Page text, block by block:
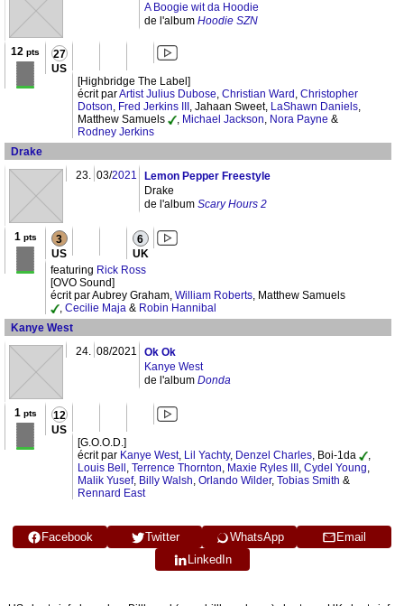
A Boogie wit da Hoodie
de l'album Hoodie SZN
12 pts 27
US
[Highbridge The Label]
écrit parArtist Julius Dubose, Christian Ward , Christopher
Dotson, Fred Jerkins III , Jahaan Sweet, LaShawn Daniels,
Matthew Samuels
, Michael Jackson, Nora Payne &
Rodney Jerkins
Drake
23. 03/2021
Lemon Pepper Freestyle
Drake
de l'album Scary Hours 2
1 pts 3
US
6
UK
featuring Rick Ross
[OVO Sound]
écrit par Aubrey Graham, William Roberts, Matthew Samuels
, Cecilie Maja & Robin Hannibal
Kanye West
24. 08/2021
Ok Ok
Kanye West
de l'album Donda
1 pts 12
US
[G.O.O.D.]
écrit par Kanye West, Lil Yachty, Denzel Charles, Boi-1da
,
Louis Bell , Terrence Thornton, Maxie Ryles III , Cydel Young,
Malik Yusef, Billy Walsh, Orlando Wilder, Tobias Smith &
Rennard East
Facebook Twitter WhatsApp
Email
LinkedIn